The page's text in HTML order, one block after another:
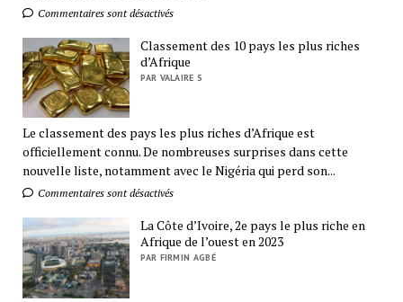
Commentaires sont désactivés
Classement des 10 pays les plus riches
d’Afrique
PAR VALAIRE S
Le classement des pays les plus riches d’Afrique est
officiellement connu. De nombreuses surprises dans cette
nouvelle liste, notamment avec le Nigéria qui perd son...
Commentaires sont désactivés
La Côte d’Ivoire, 2e pays le plus riche en
Afrique de l’ouest en 2023
PAR FIRMIN AGBÉ